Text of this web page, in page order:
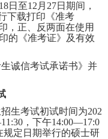
18日至12 月 27日期间，
下载打印《准考
，正、反两面在使用
的《准考证》及有效
诚信考试承诺书》并
生考试初试时间为202
11:30 ，下午14:00—17:0
规定日期举行的硕士研